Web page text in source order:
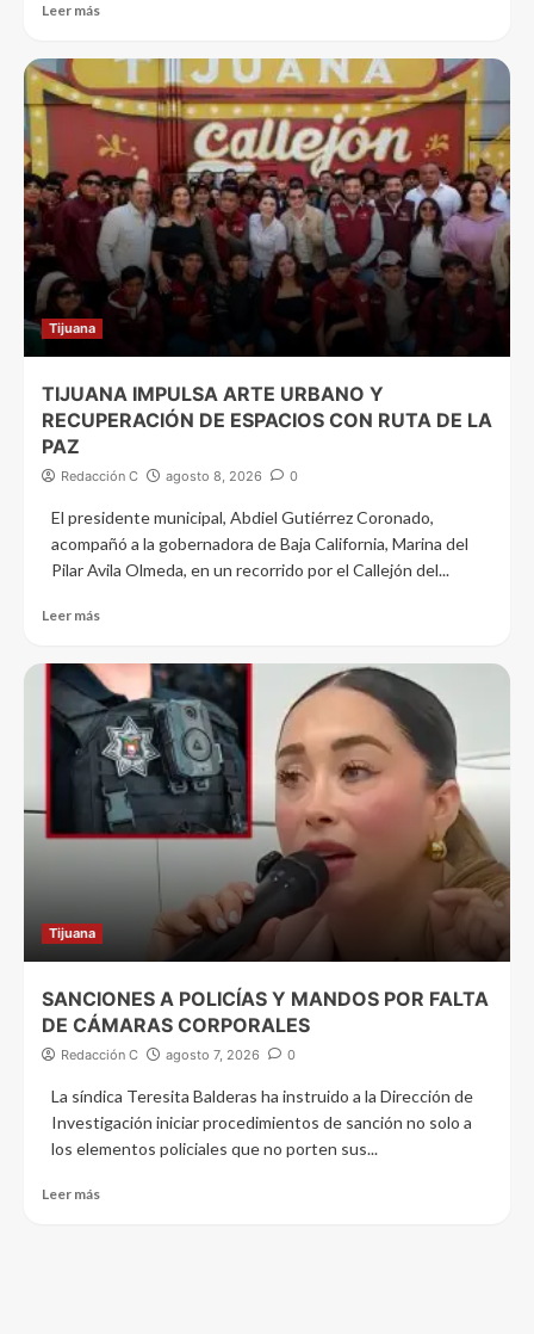
Leer más
Tijuana
TIJUANA IMPULSA ARTE URBANO Y
RECUPERACIÓN DE ESPACIOS CON RUTA DE LA
PAZ
Redacción C agosto 8, 2026 0
El presidente municipal, Abdiel Gutiérrez Coronado,
acompañó a la gobernadora de Baja California, Marina del
Pilar Avila Olmeda, en un recorrido por el Callejón del...
Leer más
Tijuana
SANCIONES A POLICÍAS Y MANDOS POR FALTA
DE CÁMARAS CORPORALES
Redacción C agosto 7, 2026 0
La síndica Teresita Balderas ha instruido a la Dirección de
Investigación iniciar procedimientos de sanción no solo a
los elementos policiales que no porten sus...
Leer más